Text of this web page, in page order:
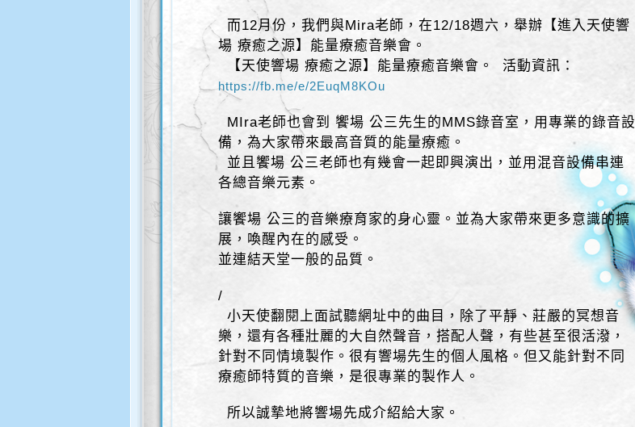
而12月份，我們與Mira老師，在12/18週六，舉辦【進入天使響
場 療癒之源】能量療癒音樂會。
【天使響場 療癒之源】能量療癒音樂會。 活動資訊：
https://fb.me/e/2EuqM8KOu
MIra老師也會到 饗場 公三先生的MMS錄音室，用專業的錄音設
備，為大家帶來最高音質的能量療癒。
並且饗場 公三老師也有幾會一起即興演出，並用混音設備串連
各總音樂元素。
讓饗場 公三的音樂療育家的身心靈。並為大家帶來更多意識的擴
展，喚醒內在的感受。
並連結天堂一般的品質。
/
小天使翻閱上面試聽網址中的曲目，除了平靜、莊嚴的冥想音
樂，還有各種壯麗的大自然聲音，搭配人聲，有些甚至很活潑，
針對不同情境製作。很有響場先生的個人風格。但又能針對不同
療癒師特質的音樂，是很專業的製作人。
所以誠摯地將響場先成介紹給大家。